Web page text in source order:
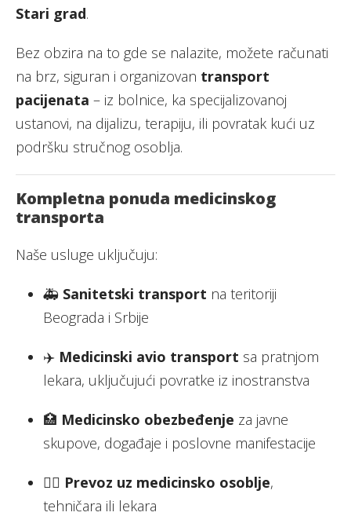
Stari grad.
Bez obzira na to gde se nalazite, možete računati
na brz, siguran i organizovan transport
pacijenata – iz bolnice, ka specijalizovanoj
ustanovi, na dijalizu, terapiju, ili povratak kući uz
podršku stručnog osoblja.
Kompletna ponuda medicinskog
transporta
Naše usluge uključuju:
🚑 Sanitetski transport na teritoriji
Beograda i Srbije
✈️ Medicinski avio transport sa pratnjom
lekara, uključujući povratke iz inostranstva
🏥 Medicinsko obezbeđenje za javne
skupove, događaje i poslovne manifestacije
🧑‍⚕️ Prevoz uz medicinsko osoblje,
tehničara ili lekara